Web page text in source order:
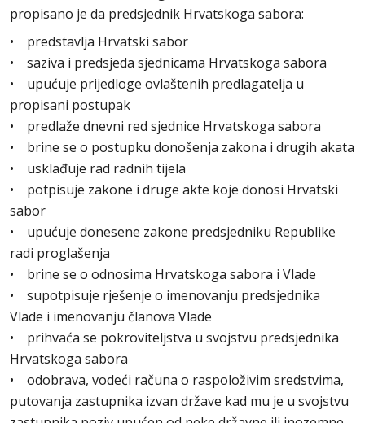
propisano je da predsjednik Hrvatskoga sabora:
• predstavlja Hrvatski sabor
• saziva i predsjeda sjednicama Hrvatskoga sabora
• upućuje prijedloge ovlaštenih predlagatelja u
propisani postupak
• predlaže dnevni red sjednice Hrvatskoga sabora
• brine se o postupku donošenja zakona i drugih akata
• usklađuje rad radnih tijela
• potpisuje zakone i druge akte koje donosi Hrvatski
sabor
• upućuje donesene zakone predsjedniku Republike
radi proglašenja
• brine se o odnosima Hrvatskoga sabora i Vlade
• supotpisuje rješenje o imenovanju predsjednika
Vlade i imenovanju članova Vlade
• prihvaća se pokroviteljstva u svojstvu predsjednika
Hrvatskoga sabora
• odobrava, vodeći računa o raspoloživim sredstvima,
putovanja zastupnika izvan države kad mu je u svojstvu